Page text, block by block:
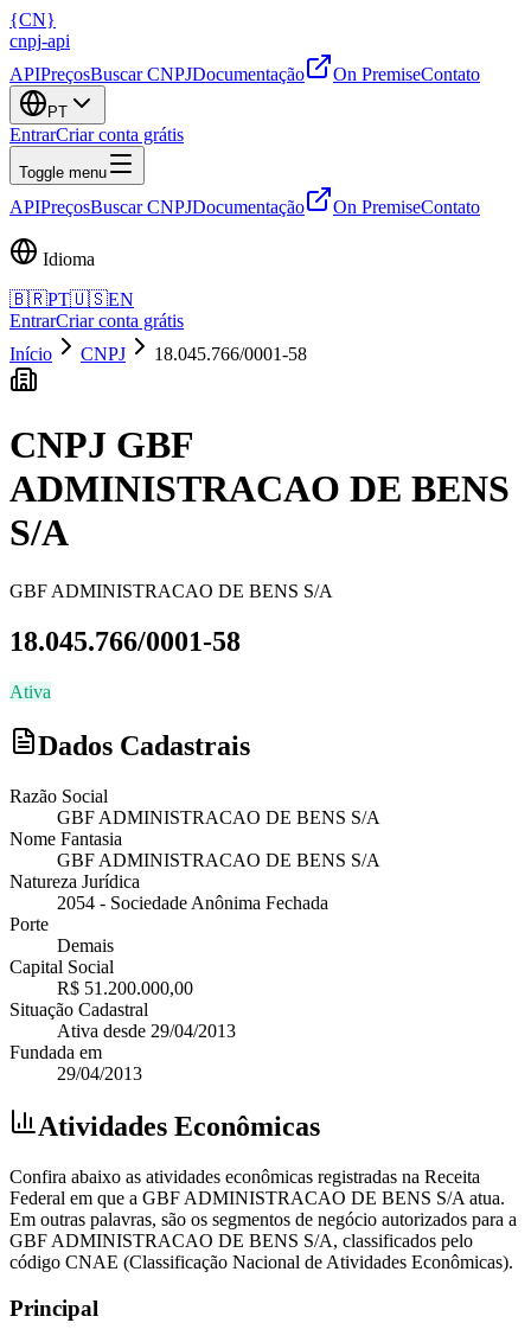
{CN}
cnpj-api
APIPreçosBuscar CNPJDocumentação On PremiseContato
PT
EntrarCriar conta grátis
Toggle menu
APIPreçosBuscar CNPJDocumentação On PremiseContato
Idioma
🇧🇷PT🇺🇸EN
EntrarCriar conta grátis
Início
CNPJ 18.045.766/0001-58
CNPJ GBF
ADMINISTRACAO DE BENS
S/A
GBF ADMINISTRACAO DE BENS S/A
18.045.766/0001-58
Ativa
Dados Cadastrais
Razão Social
GBF ADMINISTRACAO DE BENS S/A
Nome Fantasia
GBF ADMINISTRACAO DE BENS S/A
Natureza Jurídica
2054 - Sociedade Anônima Fechada
Porte
Demais
Capital Social
R$ 51.200.000,00
Situação Cadastral
Ativa desde 29/04/2013
Fundada em
29/04/2013
Atividades Econômicas
Confira abaixo as atividades econômicas registradas na Receita
Federal em que a GBF ADMINISTRACAO DE BENS S/A atua.
Em outras palavras, são os segmentos de negócio autorizados para a
GBF ADMINISTRACAO DE BENS S/A, classificados pelo
código CNAE (Classificação Nacional de Atividades Econômicas).
Principal